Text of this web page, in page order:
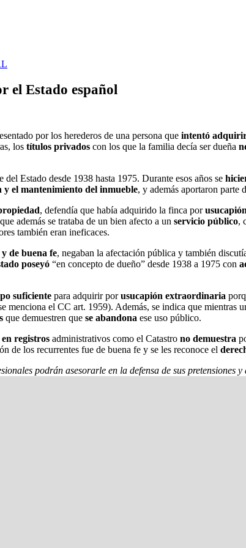
el Estado español
por los herederos de una persona que intentó
los títulos privados con los que la familia decía ser dueña
del Estado desde 1938 hasta 1975. Durante esos años se
y el mantenimiento del inmueble, y además aportaron parte
, defendía que había adquirido la finca por
además se trataba de un bien afecto a un servicio público,
también eran ineficaces.
de buena fe, negaban la afectación pública y también
poseyó “en concepto de dueño” desde 1938 a 1975 con
suficiente para adquirir porusucapión extraordinaria
menciona el CC art. 1959). Además, se indica que mientras
que demuestren que se abandona ese uso público.
registros administrativos como el Catastro no demuestra
de los recurrentes fue de buena fe y se les reconoce el
podrán asesorarle en la defensa de sus pretensiones y